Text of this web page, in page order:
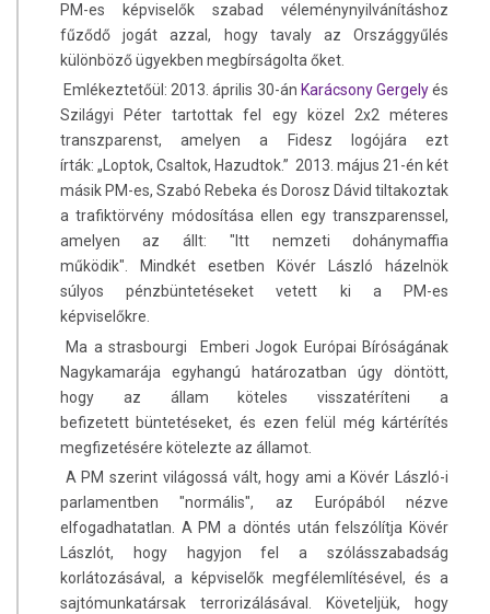
PM-es képviselők szabad véleménynyilvánításhoz
fűződő jogát azzal, hogy tavaly az Országgyűlés
különböző ügyekben megbírságolta őket.
Emlékeztetőül: 2013. április 30-án Karácsony Gergelyés
Szilágyi Péter tartottak fel egy közel 2x2 méteres
transzparenst, amelyen a Fidesz logójára ezt
írták: „Loptok, Csaltok, Hazudtok.” 2013. május 21-én két
másik PM-es, Szabó Rebeka és Dorosz Dávid tiltakoztak
a trafiktörvény módosítása ellen egy transzparenssel,
amelyen az állt: "Itt nemzeti dohánymaffia
működik". Mindkét esetben Kövér László házelnök
súlyos pénzbüntetéseket vetett ki a PM-es
képviselőkre.
Ma a strasbourgi Emberi Jogok Európai Bíróságának
Nagykamarája egyhangú határozatban úgy döntött,
hogy az állam köteles visszatéríteni a
befizetett büntetéseket, és ezen felül még kártérítés
megfizetésére kötelezte az államot.
A PM szerint világossá vált, hogy ami a Kövér László-i
parlamentben "normális", az Európából nézve
elfogadhatatlan. A PM a döntés után felszólítja Kövér
Lászlót, hogy hagyjon fel a szólásszabadság
korlátozásával, a képviselők megfélemlítésével, és a
sajtómunkatársak terrorizálásával. Követeljük, hogy